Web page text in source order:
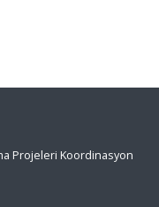
Projeleri Koordinasyon